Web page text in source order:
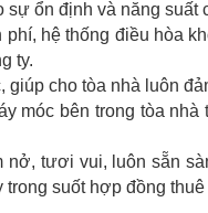
ổn định và năng suất
hệ thống điều hòa
ty.
cho tòa nhà luôn
móc bên trong tòa
tươi vui, luôn sẵn
suốt hợp đồng thuê